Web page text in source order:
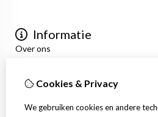
Informatie
Over ons
Algemene voorwaarden
Mijn account
Inloggen
Cookies & Privacy
We gebruiken cookies en andere